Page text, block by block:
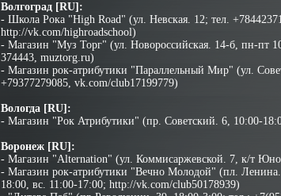
Волгоград [RU]:
- Школа Рока "High Road" (ул. Невская. 12; тел.
http://vk.com/highroadschool)
- Магазин "Муз Торг" (ул. Новороссийская. 14-б, пн-пт
374443, muztorg.ru)
- Магазин рок-атрибутики "Параллельный Мир" (ул.
+79377279085, vk.com/club17199779)
Вологда [RU]:
- Магазин "Рок Атрибутики" (пр. Советский. 6, 10:00-
Воронеж [RU]:
- Магазин "Alternation" (ул. Коммисаржевской. 7, к/т
- Магазин рок-атрибутики "Вечно Молодой" (пл.
18:00, вс. 11:00-17:00; http://vk.com/club50178939)